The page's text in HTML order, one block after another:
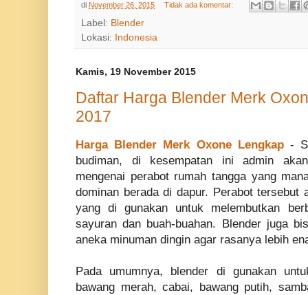
di November 26, 2015 Tidak ada komentar:
Label: Blender
Lokasi:
Indonesia
Kamis, 19 November 2015
Daftar Harga Blender Merk
2017
Harga Blender Merk Oxone Lengkap-
budiman, di kesempatan ini admin
mengenai perabot rumah tangga yang
dominan berada di dapur. Perabot tersebut
yang di gunakan untuk melembutkan
sayuran dan buah-buahan. Blender juga
aneka minuman dingin agar rasanya lebih
Pada umumnya, blender di gunakan
bawang merah, cabai, bawang putih,